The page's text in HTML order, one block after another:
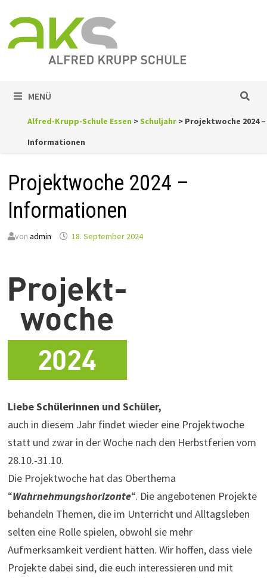
Inhalt
springen
MENÜ
Alfred-Krupp-Schule Essen >Schuljahr > Projektwoche 2024 –
Informationen
Projektwoche 2024 –
Informationen
von admin 18. September 2024
Liebe Schülerinnen und Schüler,
auch in diesem Jahr findet wieder eine Projektwoche
statt und zwar in der Woche nach den Herbstferien vom
28.10.-31.10.
Die Projektwoche hat das Oberthema
“Wahrnehmungshorizonte“. Die angebotenen Projekte
behandeln Themen, die im Unterricht und Alltagsleben
selten eine Rolle spielen, obwohl sie mehr
Aufmerksamkeit verdient hätten. Wir hoffen, dass viele
Projekte dabei sind, die euch interessieren und mit